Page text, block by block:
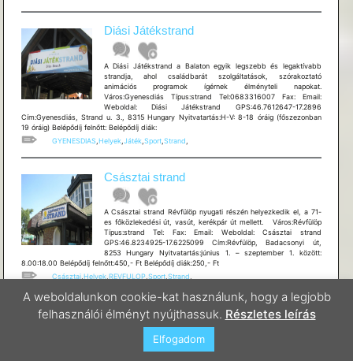
Diási Játékstrand
A Diási Játékstrand a Balaton egyik legszebb és legaktívabb
strandja, ahol családbarát szolgáltatások, szórakoztató
animációs programok ígérnek élményteli napokat.
Város:Gyenesdiás Típus:strand Tel:0683316007 Fax: Email:
Weboldal: Diási Játékstrand GPS:46.7612647-17.2896
Cím:Gyenesdiás, Strand u. 3., 8315 Hungary Nyitvatartás:H-V: 8-18 óráig (főszezonban
19 óráig) Belépődíj felnőtt: Belépődíj diák:
GYENESDIAS, Helyek, Játék, Sport, Strand
Császtai strand
A Császtai strand Révfülöp nyugati részén helyezkedik el, a 71-
es főközlekedési út, vasút, kerékpár út mellett. Város:Révfülöp
Típus:strand Tel: Fax: Email: Weboldal: Császtai strand
GPS:46.8234925-17.6225099 Cím:Révfülöp, Badacsonyi út,
8253 Hungary Nyitvatartás:június 1. – szeptember 1. között:
8.00:18.00 Belépődíj felnőtt:450,- Ft Belépődíj diák:250,- Ft
Császtai, Helyek, REVFULOP, Sport, Strand
BRIN-GARÁZS Kerékpárszaküzlet,
Szerviz és Kölcsönző
A weboldalunkon cookie-kat használunk, hogy a legjobb
felhasználói élményt nyújthassuk. Részletes leírás
Elfogadom